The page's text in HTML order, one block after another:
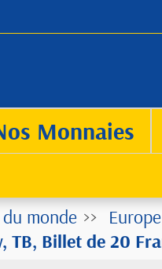
Monnaies
monde Europe
TB, Billet de 20